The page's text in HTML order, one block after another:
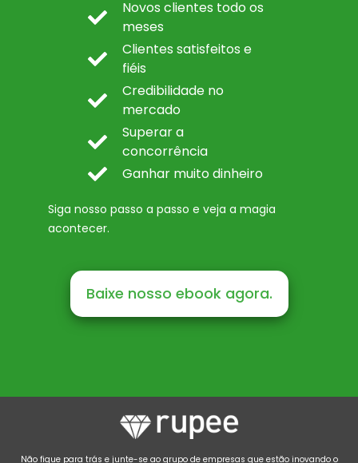
Novos clientes todo os
meses
Clientes satisfeitos e
fiéis
Credibilidade no
mercado
Superar a
concorrência
Ganhar muito dinheiro
Siga nosso passo a passo e veja a magia
acontecer.
Baixe nosso ebook agora.
Não fique para trás e junte-se ao grupo de empresas que estão inovando o